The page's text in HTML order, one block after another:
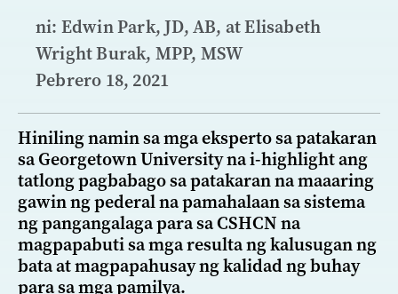
ni: Edwin Park, JD, AB, at Elisabeth
Wright Burak, MPP, MSW
Pebrero 18, 2021
Hiniling namin sa mga eksperto sa patakaran
sa Georgetown University na i-highlight ang
tatlong pagbabago sa patakaran na maaaring
gawin ng pederal na pamahalaan sa sistema
ng pangangalaga para sa CSHCN na
magpapabuti sa mga resulta ng kalusugan ng
bata at magpapahusay ng kalidad ng buhay
para sa mga pamilya.